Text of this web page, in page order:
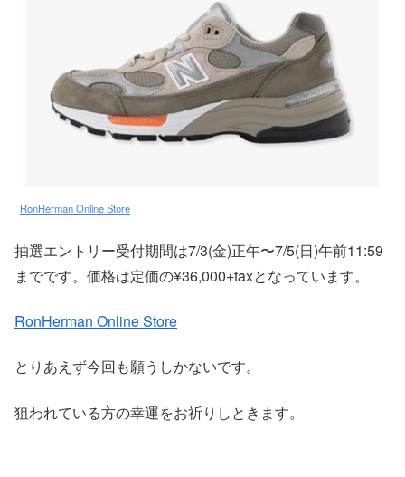
RonHerman Online Store
抽選エントリー受付期間は7/3(金)正午〜7/5(日)午前11:59
までです。価格は定価の¥36,000+taxとなっています。
RonHerman Online Store
とりあえず今回も願うしかないです。
狙われている方の幸運をお祈りしときます。